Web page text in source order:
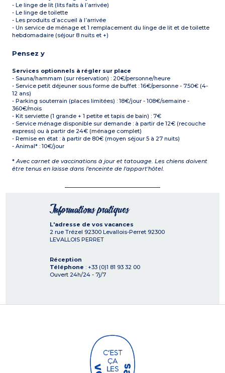
- Le linge de lit (lits faits à l’arrivée)
- Le linge de toilette
- Les produits d’accueil à l’arrivée
- Un service de ménage et 1 remplacement du linge de lit et de toilette
hebdomadaire (séjour 8 nuits et +)
Pensez y
Services optionnels à régler sur place
- Sauna/hammam (sur réservation) : 20€/personne/heure
- Service petit déjeuner sous forme de buffet : 16€/personne - 7.50€ (4-
12 ans)
- Parking souterrain (places limitées) : 18€/jour - 108€/semaine -
360€/mois
- Kit serviette (1 grande + 1 petite et tapis de bain) : 7€
- Service ménage disponible sur demande : à partir de 12€ (recouche
express) ou à partir de 24€ (ménage complet)
- Remise en état : à partir de 80€ (moyen séjour 5 à 27 nuits)
- Animal* : 10€/jour
*Avec carnet de vaccinations à jour et tatouage. Les chiens doivent
être tenus en laisse dans l'enceinte de l'appart'hôtel.
Informations pratiques
L'adresse de vos vacances
2 rue Trézel 92300 Levallois-Perret 92300
LEVALLOIS PERRET
Réception
Téléphone : +33 (0)1 81 93 32 00
Ouvert 24h/24 - 7j/7